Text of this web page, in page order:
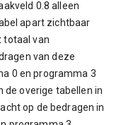
0.8 alleen
apart zichtbaar
totaal van
van deze
0 en programma 3
de overige tabellen in
op de bedragen in